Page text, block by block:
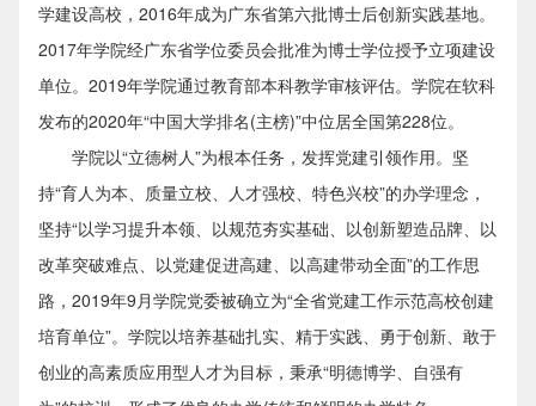
学建设高校，2016年成为广东省第六批博士后创新实践基地。
2017年学院经广东省学位委员会批准为博士学位授予立项建设
单位。2019年学院通过教育部本科教学审核评估。学院在软科
发布的2020年“中国大学排名(主榜)”中位居全国第228位。
学院以“立德树人”为根本任务，发挥党建引领作用。坚
持“育人为本、质量立校、人才强校、特色兴校”的办学理念，
坚持“以学习提升本领、以规范夯实基础、以创新塑造品牌、以
改革突破难点、以党建促进高建、以高建带动全面”的工作思
路，2019年9月学院党委被确立为“全省党建工作示范高校创建
培育单位”。学院以培养基础扎实、精于实践、勇于创新、敢于
创业的高素质应用型人才为目标，秉承“明德博学、自强有